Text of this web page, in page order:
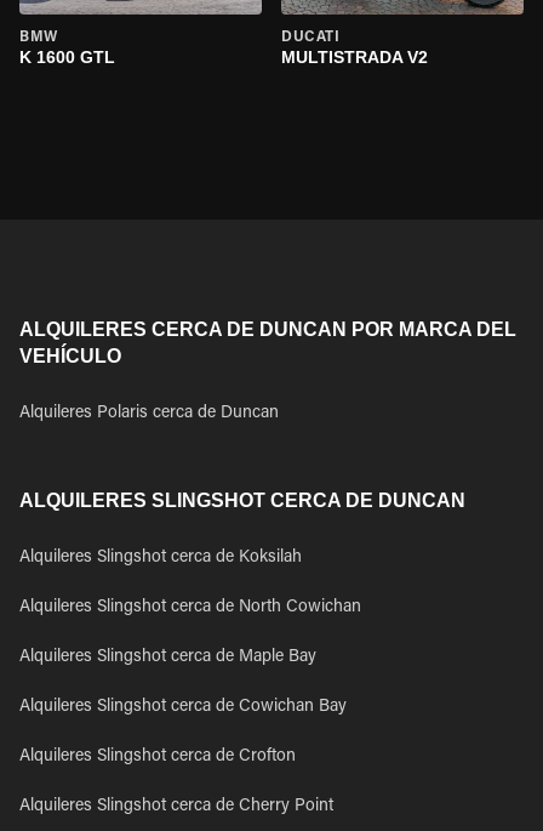
BMW
K 1600 GTL
DUCATI
MULTISTRADA V2
ALQUILERES CERCA DE DUNCAN POR MARCA DEL
VEHÍCULO
Alquileres Polaris cerca de Duncan
ALQUILERES SLINGSHOT CERCA DE DUNCAN
Alquileres Slingshot cerca de Koksilah
Alquileres Slingshot cerca de North Cowichan
Alquileres Slingshot cerca de Maple Bay
Alquileres Slingshot cerca de Cowichan Bay
Alquileres Slingshot cerca de Crofton
Alquileres Slingshot cerca de Cherry Point